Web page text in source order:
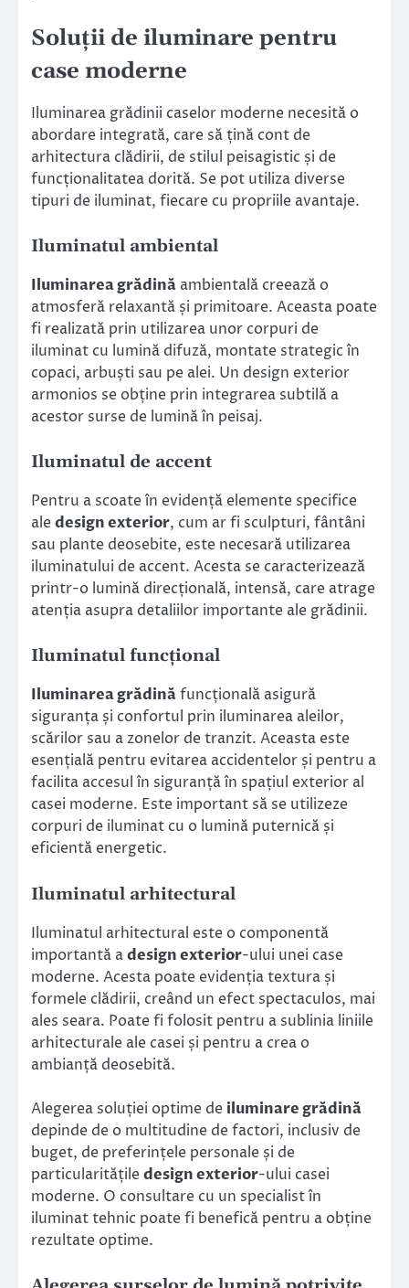
Soluții de iluminare pentru
case moderne
Iluminarea grădinii caselor moderne necesită o
abordare integrată, care să țină cont de
arhitectura clădirii, de stilul peisagistic și de
funcționalitatea dorită. Se pot utiliza diverse
tipuri de iluminat, fiecare cu propriile avantaje.
Iluminatul ambiental
Iluminarea grădină ambientală creează o
atmosferă relaxantă și primitoare. Aceasta poate
fi realizată prin utilizarea unor corpuri de
iluminat cu lumină difuză, montate strategic în
copaci, arbuști sau pe alei. Un design exterior
armonios se obține prin integrarea subtilă a
acestor surse de lumină în peisaj.
Iluminatul de accent
Pentru a scoate în evidență elemente specifice
aledesign exterior, cum ar fi sculpturi, fântâni
sau plante deosebite, este necesară utilizarea
iluminatului de accent. Acesta se caracterizează
printr-o lumină direcțională, intensă, care atrage
atenția asupra detaliilor importante ale grădinii.
Iluminatul funcțional
Iluminarea grădinăfuncțională asigură
siguranța și confortul prin iluminarea aleilor,
scărilor sau a zonelor de tranzit. Aceasta este
esențială pentru evitarea accidentelor și pentru a
facilita accesul în siguranță în spațiul exterior al
casei moderne. Este important să se utilizeze
corpuri de iluminat cu o lumină puternică și
eficientă energetic.
Iluminatul arhitectural
Iluminatul arhitectural este o componentă
importantă adesign exterior-ului unei case
moderne. Acesta poate evidenția textura și
formele clădirii, creând un efect spectaculos, mai
ales seara. Poate fi folosit pentru a sublinia liniile
arhitecturale ale casei și pentru a crea o
ambianță deosebită.
Alegerea soluției optime de iluminare grădină
depinde de o multitudine de factori, inclusiv de
buget, de preferințele personale și de
particularitățiledesign exterior-ului casei
moderne. O consultare cu un specialist în
iluminat tehnic poate fi benefică pentru a obține
rezultate optime.